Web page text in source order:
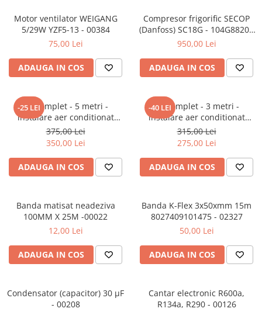
Motor ventilator WEIGANG
5/29W YZF5-13 - 00384
75,00 Lei
ADAUGA IN COS
Compresor frigorific SECOP
(Danfoss) SC18G - 104G8820 -
01269
950,00 Lei
ADAUGA IN COS
-25 LEI
Kit complet - 5 metri -
instalare aer conditionat
pentru aparate de 9000-12000
BTU
375,00 Lei
350,00 Lei
ADAUGA IN COS
-40 LEI
Kit complet - 3 metri -
instalare aer conditionat
pentru aparate de 9000-
12000 BTU/h - console
ambutisate fixe
315,00 Lei
275,00 Lei
ADAUGA IN COS
Banda matisat neadeziva
100MM X 25M -00022
12,00 Lei
ADAUGA IN COS
Banda K-Flex 3x50xmm 15m
8027409101475 - 02327
50,00 Lei
ADAUGA IN COS
Condensator (capacitor) 30 µF
- 00208
Cantar electronic R600a,
R134a, R290 - 00126